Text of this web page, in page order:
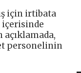
için irtibata
içerisinde
personelinin